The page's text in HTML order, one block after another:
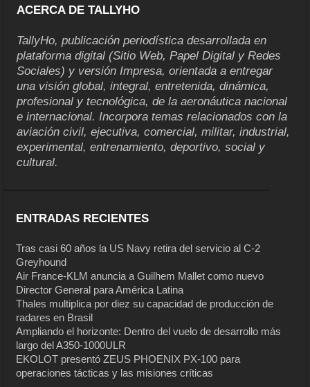
ACERCA DE TALLYHO
TallyHo, publicación periodística desarrollada en
plataforma digital (Sitio Web, Papel Digital y Redes
Sociales) y versión Impresa, orientada a entregar
una visión global, integral, entretenida, dinámica,
profesional y tecnológica, de la aeronáutica nacional
e internacional. Incorpora temas relacionados con la
aviación civil, ejecutiva, comercial, militar, industrial,
experimental, entrenamiento, deportivo, social y
cultural.
ENTRADAS RECIENTES
Tras casi 60 años la US Navy retira del servicio al C-2
Greyhound
Air France-KLM anuncia a Guilhem Mallet como nuevo
Director General para América Latina
Thales multiplica por diez su capacidad de producción de
radares en Brasil
Ampliando el horizonte: Dentro del vuelo de desarrollo más
largo del A350-1000ULR
EKOLOT presentó ZEUS PHOENIX PX-100 para
operaciones tácticas y las misiones críticas